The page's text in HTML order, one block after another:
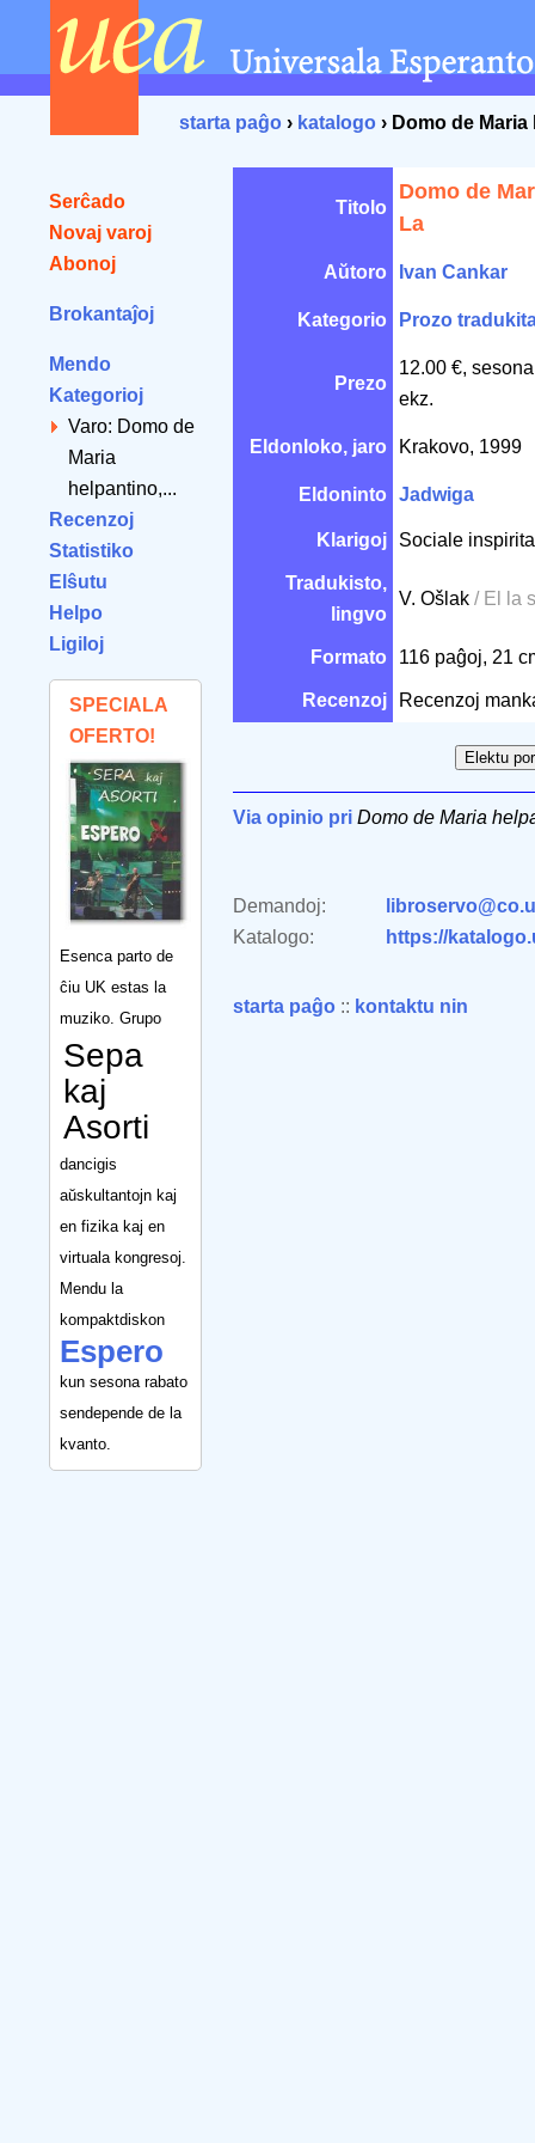
starta paĝo › katalogo › Domo de
Serĉado
Novaj varoj
Abonoj
Brokantaĵoj
Mendo
Kategorioj
Varo: Domo de
Maria
helpantino,...
Recenzoj
Statistiko
Elŝutu
Helpo
Ligiloj
SPECIALA
OFERTO!
Esenca parto de
ĉiu UK estas la
muziko. Grupo
Sepa
kaj
Asorti
dancigis
aŭskultantojn kaj
en fizika kaj en
virtuala kongresoj.
Mendu la
kompaktdiskon
Espero
kun sesona rabato
sendepende de la
kvanto.
Titolo
Domo de
La
Aŭtoro Ivan Cankar
Kategorio Prozo
Prezo
12.00 €,
ekz.
Eldonloko, jaro Krakovo, 1999
Eldoninto Jadwiga
Klarigoj Sociale
Tradukisto,
lingvo
V. Ošlak / El la
Formato 116 paĝoj, 21
Recenzoj Recenzoj
Via opinio pri Domo de Maria
Demandoj:
Katalogo:
https://
starta paĝo :: kontaktu nin